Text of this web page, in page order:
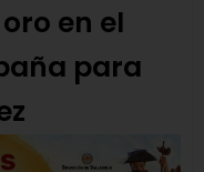
en el
para